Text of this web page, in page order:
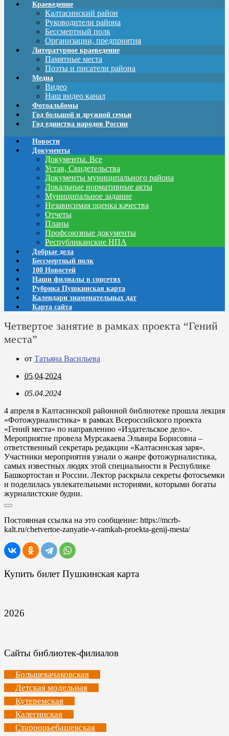
Краеведение
Калтасинский район
Руководители района
Бессмертный полк
Организации, предприятия
Литературное краеведение
Памятные места
Поэты и писатели района
Медиа
Видео
Наш видео канал
Фотоальбомы
Год большой и дружной семьи
Год единства народов России
Новости
Документы
Документы. Все
Устав, Свидетельства
Документы муниципального района
Локальные нормативные акты
Муниципальное задание
Независимая оценка качества
Отчеты
Планы
Профсоюзные документы
Республиканские НПА
Добрые дела
Бессмертный полк
100 Новостей
Наши филиалы в соцсетях
Рубрика Пушкинская карта
Календари знаменательных дат
Карта сайта
Четвертое занятие в рамках проекта “Гений
места”
от Татьяна Васильева
05.04.2024
05.04.2024
4 апреля в Калтасинской районной библиотеке прошла лекция
«Фотожурналистика» в рамках Всероссийского проекта
«Гений места» по направлению «Издательское дело».
Мероприятие провела Мурсакаева Эльвира Борисовна –
ответственный секретарь редакции «Калтасинская заря».
Участники мероприятия узнали о жанре фотожурналистика,
самых известных людях этой специальности в Республике
Башкортостан и России. Лектор раскрыла секреты фотосъемки
и поделилась увлекательными историями, которыми богаты
журналистские будни.
Постоянная ссылка на это сообщение: https://mcrb-
kalt.ru/chetvertoe-zanyatie-v-ramkah-proekta-genij-mesta/
Купить билет Пушкинская карта
2026
Сайты библиотек-филиалов
Большекачаковская
Детская модельная
Кутеремская
Калегинская
Староорьебашевская